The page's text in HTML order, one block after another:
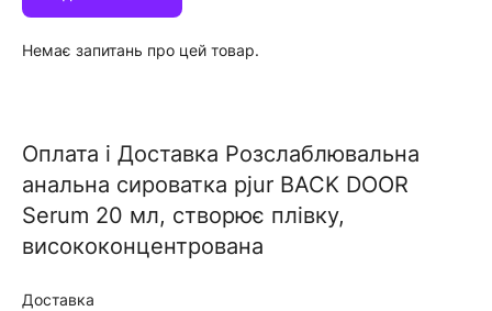
Немає запитань про цей товар.
Оплата i Доставка Розслаблювальна
анальна сироватка pjur BACK DOOR
Serum 20 мл, створює плівку,
висококонцентрована
Доставка